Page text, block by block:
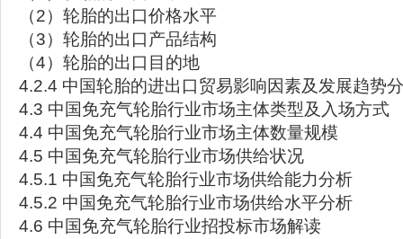
（2）轮胎的出口价格水平
（3）轮胎的出口产品结构
（4）轮胎的出口目的地
4.2.4 中国轮胎的进出口贸易影响因素及发展趋势
4.3 中国免充气轮胎行业市场主体类型及入场方式
4.4 中国免充气轮胎行业市场主体数量规模
4.5 中国免充气轮胎行业市场供给状况
4.5.1 中国免充气轮胎行业市场供给能力分析
4.5.2 中国免充气轮胎行业市场供给水平分析
4.6 中国免充气轮胎行业招投标市场解读